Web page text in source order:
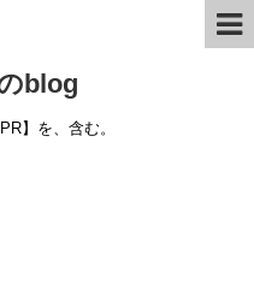
blog
】を、含む。